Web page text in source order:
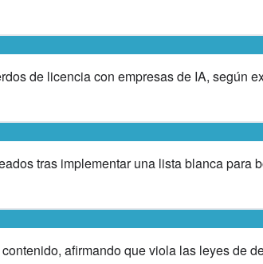
de licencia con empresas de IA, según
tras implementar una lista blanca para
afirmando que viola las leyes de